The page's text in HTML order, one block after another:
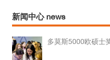
新闻中心 news
多莫斯5000欧硕士